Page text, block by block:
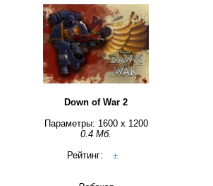
Down of War 2
Параметры: 1600 x 1200
0.4 Мб.
Рейтинг:
±